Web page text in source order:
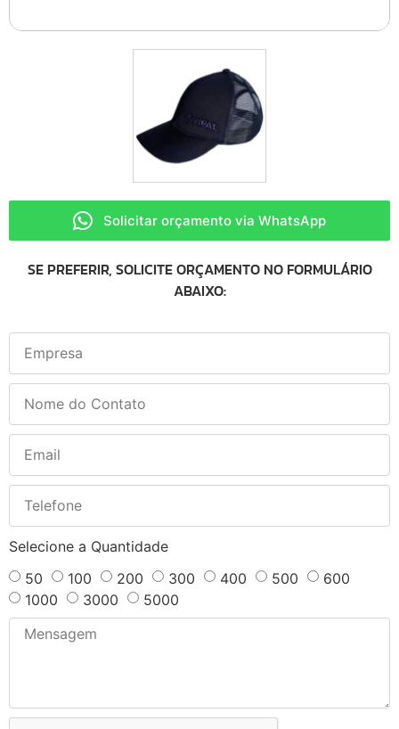
Solicitar orçamento via WhatsApp
SE PREFERIR, SOLICITE ORÇAMENTO NO FORMULÁRIO
ABAIXO:
Selecione a Quantidade
50
100 200 300 400 500
600
1000
3000 5000